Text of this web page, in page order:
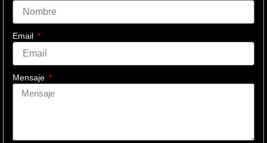
Email
Mensaje